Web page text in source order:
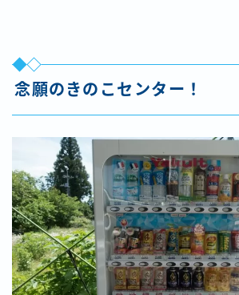
念願のきのこセンター！